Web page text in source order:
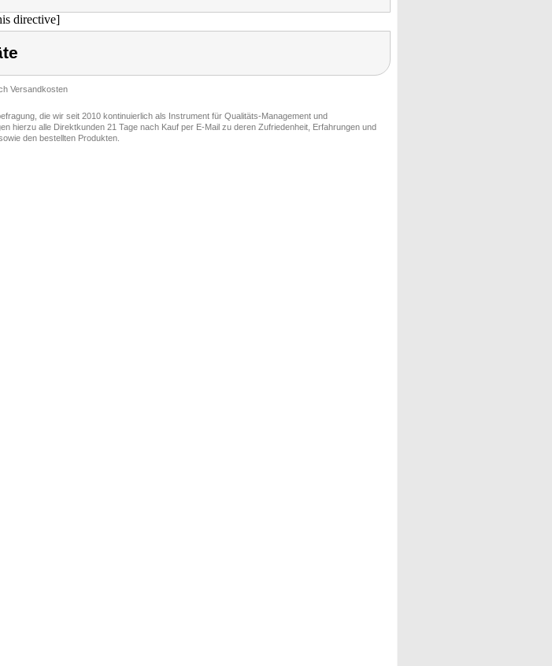
directive]
Versandkosten
die wir seit 2010 kontinuierlich als Instrument für Qualitäts-Management und
hierzu alle Direktkunden 21 Tage nach Kauf per E-Mail zu deren Zufriedenheit, Erfahrungen und
den bestellten Produkten.